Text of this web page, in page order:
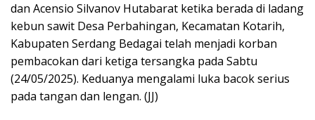
dan Acensio Silvanov Hutabarat ketika berada di ladang
kebun sawit Desa Perbahingan, Kecamatan Kotarih,
Kabupaten Serdang Bedagai telah menjadi korban
pembacokan dari ketiga tersangka pada Sabtu
(24/05/2025). Keduanya mengalami luka bacok serius
pada tangan dan lengan. (JJ)